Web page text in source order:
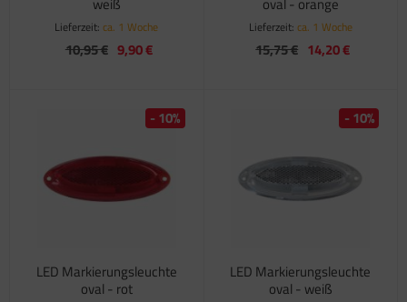
Lieferzeit:ca. 1 Woche
10,95 € 9,90 €
Lieferzeit: ca. 1 Woche
15,75 € 14,20 €
LED Markierungsleuchte
oval - rot
- 10%
LED Markierungsleuchte
oval - weiß
- 10%